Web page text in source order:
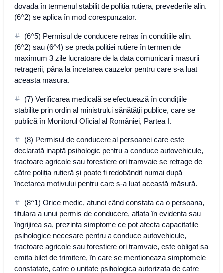
dovada în termenul stabilit de politia rutiera, prevederile alin.
(6^2) se aplica în mod corespunzator.
(6^5) Permisul de conducere retras în conditiile alin.
(6^2) sau (6^4) se preda politiei rutiere în termen de
maximum 3 zile lucratoare de la data comunicarii masurii
retragerii, pâna la încetarea cauzelor pentru care s-a luat
aceasta masura.
(7) Verificarea medicală se efectuează în condițiile
stabilite prin ordin al ministrului sănătății publice, care se
publică în Monitorul Oficial al României, Partea I.
(8) Permisul de conducere al persoanei care este
declarată inaptă psihologic pentru a conduce autovehicule,
tractoare agricole sau forestiere ori tramvaie se retrage de
către poliția rutieră și poate fi redobândit numai după
încetarea motivului pentru care s-a luat această măsură.
(8^1) Orice medic, atunci când constata ca o persoana,
titulara a unui permis de conducere, aflata în evidenta sau
îngrijirea sa, prezinta simptome ce pot afecta capacitatile
psihologice necesare pentru a conduce autovehicule,
tractoare agricole sau forestiere ori tramvaie, este obligat sa
emita bilet de trimitere, în care se mentioneaza simptomele
constatate, catre o unitate psihologica autorizata de catre